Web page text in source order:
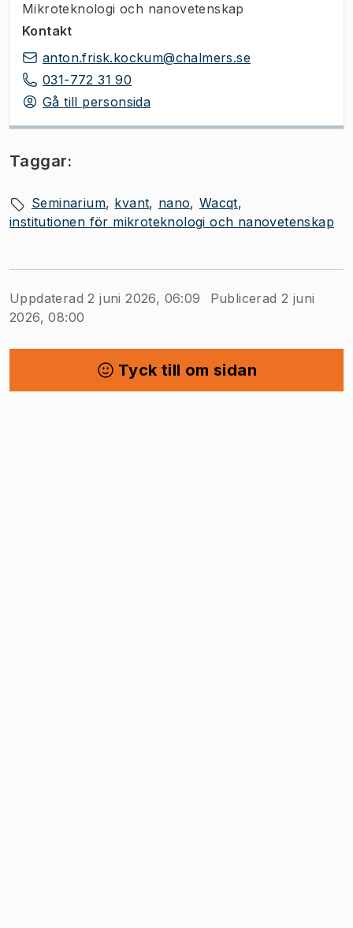
Mikroteknologi och nanovetenskap
Kontakt
anton.frisk.kockum@chalmers.se
031-772 31 90
Gå till personsida
Taggar:
Seminarium kvant nano
Wacqt
institutionen för mikroteknologi och nanovetenskap
Uppdaterad 2 juni 2026, 06:09
Publicerad 2 juni
2026, 08:00
Tyck till om sidan